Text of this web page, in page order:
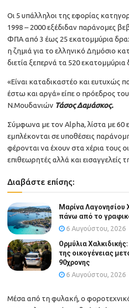
Οι 5 υπάλληλοι της εφορίας
1998 – 2000 εξέδιδαν παράνομες
ΦΠΑ από 3 έως 25 εκατομμύρια
η ζημιά για το ελληνικό Δημόσιο
διετία ξεπερνά τα 520 εκατομμύρια
«Είναι καταδικαστέο και ευτυχώς
έστω και αργά» είπε ο πρόεδρος
Ν.Μουδανιών Τάσος Δαμάσκος.
Σύμφωνα με τον Alpha, λίστα με 60
εμπλέκονται σε υποθέσεις
φέρονται να έχουν στα χέρια τους
επιθεωρητές αλλά και εισαγγελείς
Διαβάστε επίσης:
Μαρίνα Λαγονησίου
πάνω από το
6 Αυγούστου, 2026
Ορμύλια
της οικογένειας
90χρονης
6 Αυγούστου, 2026
Μέσα από τη φυλακή, ο